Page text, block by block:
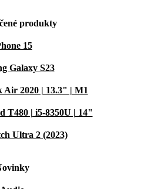
produkty
15
Galaxy S23
Air 2020 | 13.3" | M1
T480 | i5-8350U | 14"
Ultra 2 (2023)